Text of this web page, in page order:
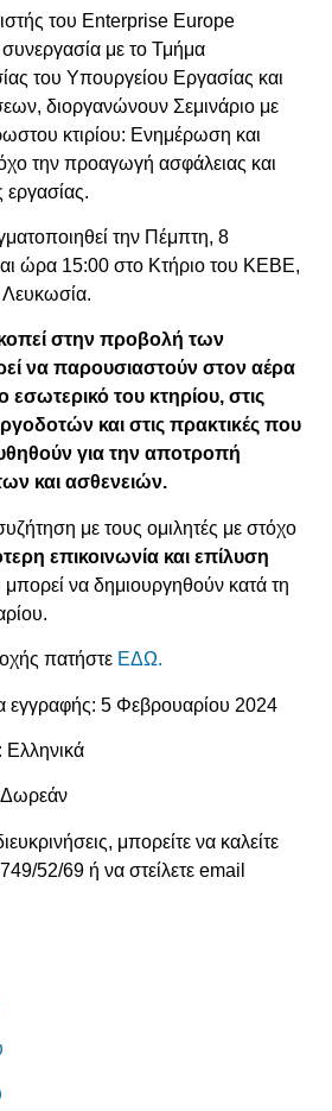
του Enterprise Europe
με το Τμήμα
του Υπουργείου Εργασίας και
διοργανώνουν Σεμινάριο με
κτιρίου: Ενημέρωση και
την προαγωγή ασφάλειας και
εργασίας.
την Πέμπτη, 8
ώρα 15:00 στο Κτήριο του ΚΕΒΕ,
στην προβολή των
να παρουσιαστούν στον αέρα
του κτηρίου, στις
και στις πρακτικές που
για την αποτροπή
και ασθενειών.
με τους ομιλητές με στόχο
επικοινωνία και επίλυση
να δημιουργηθούν κατά τη
πατήστε ΕΔΩ.
εγγραφής: 5 Φεβρουαρίου 2024
Δωρεάν
μπορείτε να καλείτε
52/69 ή να στείλετε email